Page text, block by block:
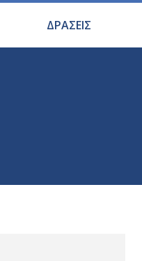
ΔΡΑΣΕΙΣ